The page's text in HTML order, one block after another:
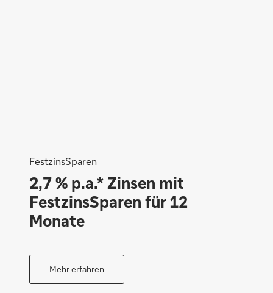
FestzinsSparen
2,7 % p.a.* Zinsen mit
FestzinsSparen für 12
Monate
Mehr erfahren